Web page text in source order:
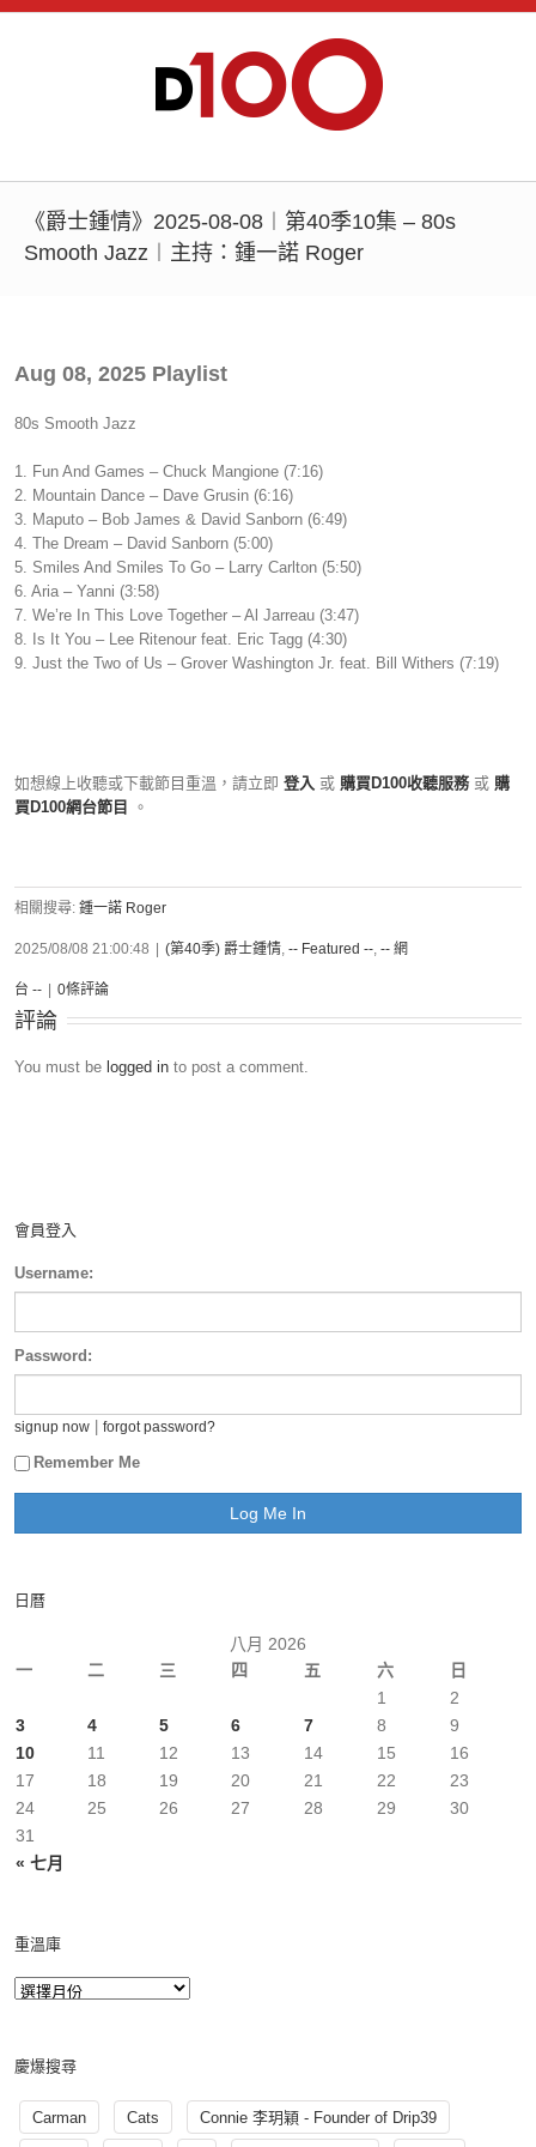
《爵士鍾情》2025-08-08︱第40季10集 – 80s
Smooth Jazz︱主持：鍾一諾 Roger
Aug 08, 2025 Playlist
80s Smooth Jazz
1. Fun And Games – Chuck Mangione (7:16)
2. Mountain Dance – Dave Grusin (6:16)
3. Maputo – Bob James & David Sanborn (6:49)
4. The Dream – David Sanborn (5:00)
5. Smiles And Smiles To Go – Larry Carlton (5:50)
6. Aria – Yanni (3:58)
7. We’re In This Love Together – Al Jarreau (3:47)
8. Is It You – Lee Ritenour feat. Eric Tagg (4:30)
9. Just the Two of Us – Grover Washington Jr. feat. Bill Withers (7:19)
如想線上收聽或下載節目重溫，請立即 登入 或 購買D100收聽服務 或 購
買D100網台節目
。
相關搜尋: 鍾一諾 Roger
2025/08/08 21:00:48 (第40季) 爵士鍾情, -- Featured --, -- 網
台 -- 0條評論
評論
You must be logged in to post a comment.
會員登入
Username:
Password:
signup now forgot password?
Remember Me
日曆
八月 2026
一
二 三 四 五 六 日
« 七月
1
2
3
4 5 6 7 8
9
10
11 12 13 14 15
16
17
18 19 20 21 22
23
24
25 26 27 28 29
30
31
重溫庫
慶爆搜尋
Carman Cats Connie 李玥穎 - Founder of Drip39